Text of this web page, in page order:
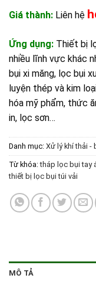
Giá thành: Liên hệ
Ứng dụng: Thiết bị
nhiều lĩnh vực khác
bụi xi măng, lọc bụi
luyện thép và kim
hóa mỹ phẩm, thức
in, lọc sơn…
Danh mục: Xử lý khí thải -
Từ khóa:tháp lọc bụi tay
thiết bị lọc bụi túi vải
MÔ TẢ